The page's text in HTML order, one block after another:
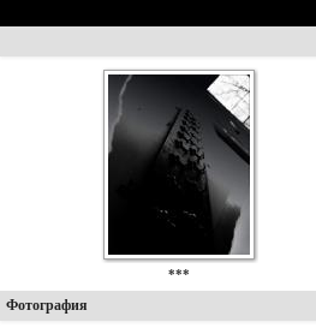
***
Фотография